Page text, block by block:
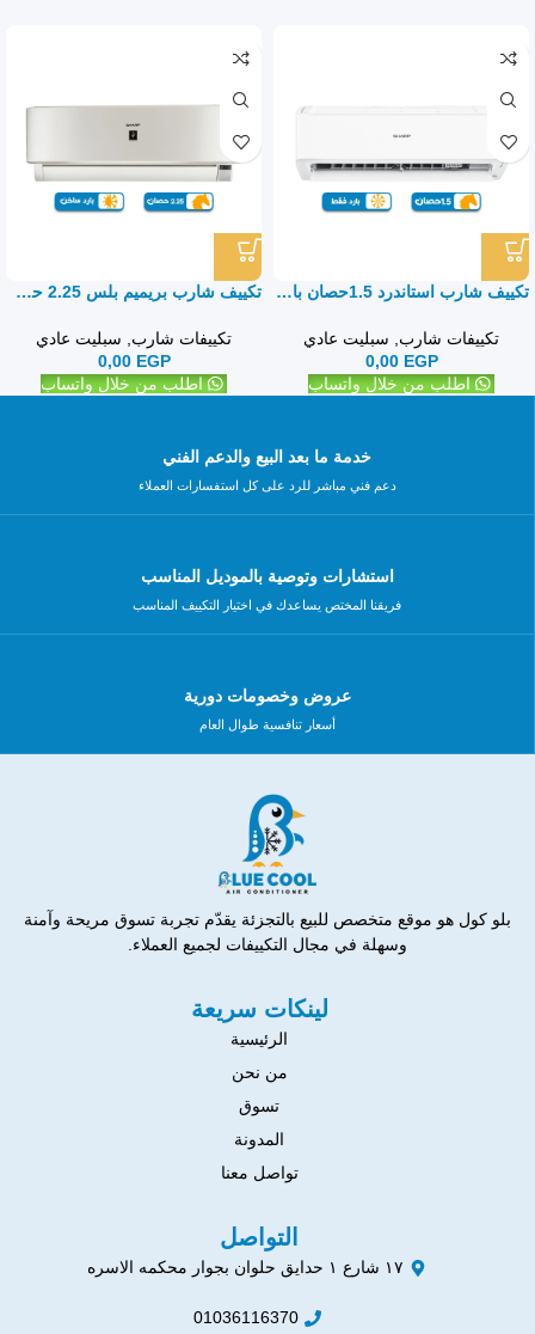
تكييف شارب استاندرد 1.5حصان بارد فقط – سبليت
تكييفات شارب, سبليت عادي
0,00 EGP
اطلب من خلال واتساب
تكييف شارب بريميم بلس 2.25 حصان بارد ساخن – سبليت
تكييفات شارب, سبليت عادي
0,00 EGP
اطلب من خلال واتساب
خدمة ما بعد البيع والدعم الفني
دعم فني مباشر للرد على كل استفسارات العملاء
استشارات وتوصية بالموديل المناسب
فريقنا المختص يساعدك في اختيار التكييف المناسب
عروض وخصومات دورية
أسعار تنافسية طوال العام
بلو كول هو موقع متخصص للبيع بالتجزئة يقدّم تجربة تسوق مريحة وآمنة
وسهلة في مجال التكييفات لجميع العملاء.
لينكات سريعة
الرئيسية
من نحن
تسوق
المدونة
تواصل معنا
التواصل
١٧ شارع ١ حدايق حلوان بجوار محكمه الاسره
01036116370